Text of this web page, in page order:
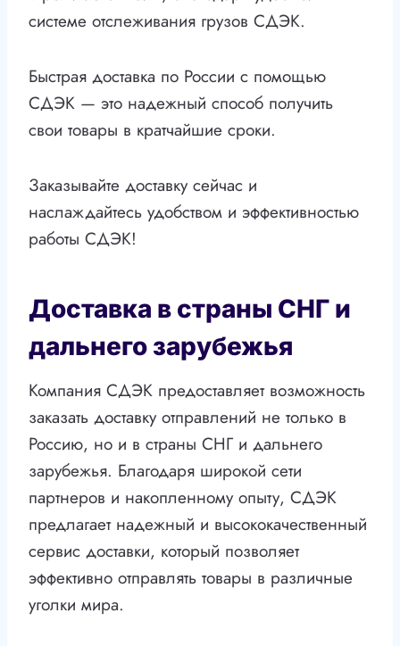
системе отслеживания грузов СДЭК.
Быстрая доставка по России с помощью
СДЭК — это надежный способ получить
свои товары в кратчайшие сроки.
Заказывайте доставку сейчас и
наслаждайтесь удобством и эффективностью
работы СДЭК!
Доставка в страны СНГ и
дальнего зарубежья
Компания СДЭК предоставляет возможность
заказать доставку отправлений не только в
Россию, но и в страны СНГ и дальнего
зарубежья. Благодаря широкой сети
партнеров и накопленному опыту, СДЭК
предлагает надежный и высококачественный
сервис доставки, который позволяет
эффективно отправлять товары в различные
уголки мира.